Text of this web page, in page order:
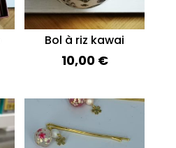
Bol à riz kawai
10,00 €